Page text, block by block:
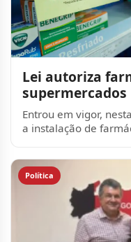
Lei autoriza
supermercados
Entrou em vigor,
a instalação de
Política